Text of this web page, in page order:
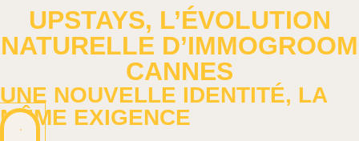
UPSTAYS, L’ÉVOLUTION
NATURELLE D’IMMOGROOM
CANNES
UNE NOUVELLE IDENTITÉ, LA
MÊME EXIGENCE